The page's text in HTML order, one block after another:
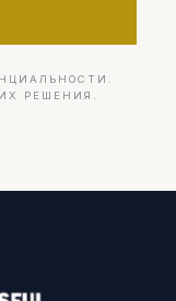
РЕШЕНИЯ.